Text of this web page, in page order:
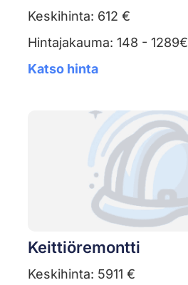
Keskihinta: 612 €
Hintajakauma: 148 - 1289€
Katso hinta
Keittiöremontti
Keskihinta: 5911 €